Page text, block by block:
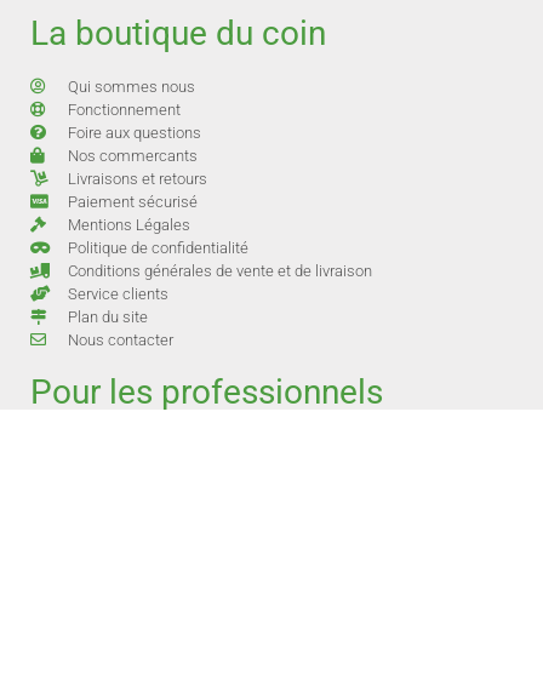
La boutique du coin
Qui sommes nous
Fonctionnement
Foire aux questions
Nos commercants
Livraisons et retours
Paiement sécurisé
Mentions Légales
Politique de confidentialité
Conditions générales de vente et de livraison
Service clients
Plan du site
Nous contacter
Pour les professionnels